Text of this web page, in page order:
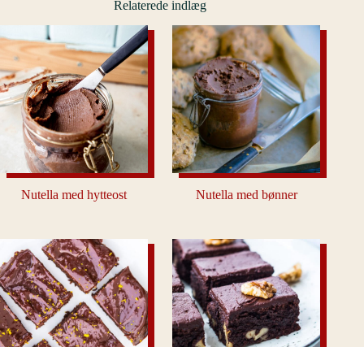
Relaterede indlæg
Nutella med hytteost Nutella med bønner